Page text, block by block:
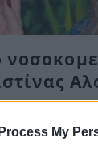
My
Απρ 2023 17:04